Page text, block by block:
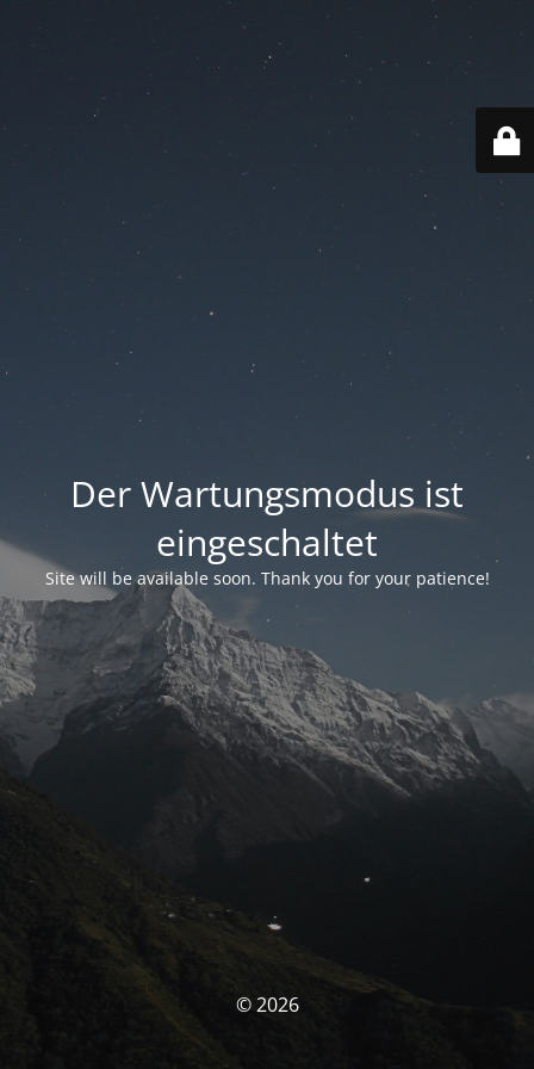
Der Wartungsmodus ist
eingeschaltet
Site will be available soon. Thank you for your patience!
© 2026